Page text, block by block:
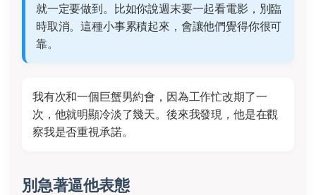
就一定要做到。比如你說週末要一起看電影，別臨
時取消。這種小事累積起來，會讓他們覺得你很可
靠。
我有次和一個巨蟹男約會，因為工作忙改期了一
次，他就明顯冷淡了幾天。後來我發現，他是在觀
察我是否重視承諾。
別急著逼他表態